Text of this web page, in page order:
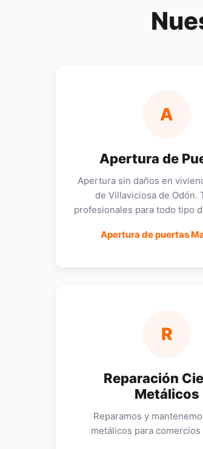
A
Apertura de
Apertura sin daños en
de Villaviciosa de Odón.
profesionales para todo tipo
Apertura de puertas
R
Reparación
Metálicos
Reparamos y
metálicos para comercios